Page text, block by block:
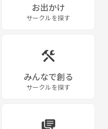
副主任で、1歳児担任してま
お出かけ
サークルを探す
みんなで創る
サークルを探す